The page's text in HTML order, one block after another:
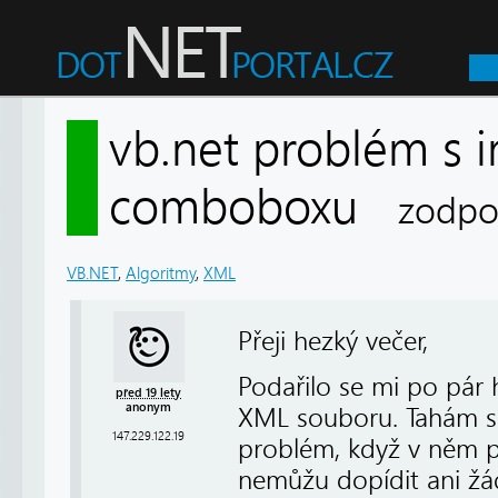
vb.net problém s
comboboxu
VB.NET, Algoritmy, XML
před 19 lety
anonym
147.229.122.19
Přeji hezký večer,
Podařilo se mi po
XML souboru. Tahám
problém, když v něm
nemůžu dopídit ani